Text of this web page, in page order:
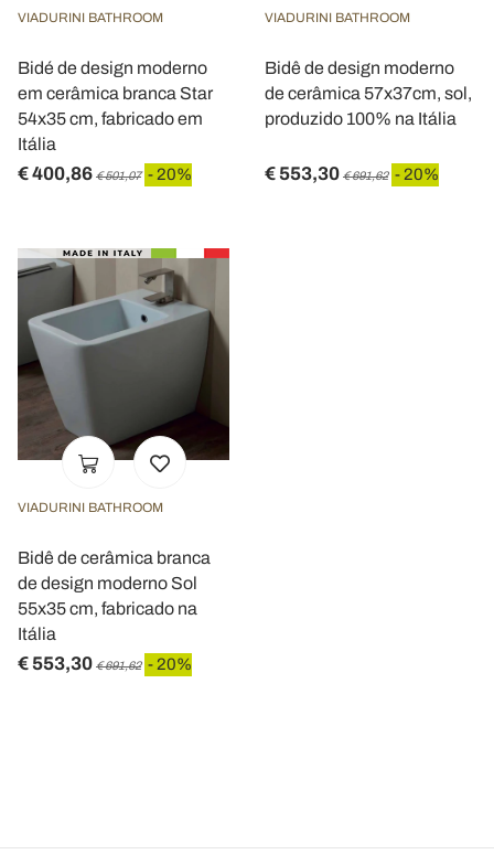
VIADURINI BATHROOM
Bidé de design moderno
em cerâmica branca Star
54x35 cm, fabricado em
Itália
€ 400,86 € 501,07 - 20%
VIADURINI BATHROOM
Bidê de design moderno
de cerâmica 57x37cm, sol,
produzido 100% na Itália
€ 553,30 € 691,62 - 20%
VIADURINI BATHROOM
Bidê de cerâmica branca
de design moderno Sol
55x35 cm, fabricado na
Itália
€ 553,30 € 691,62 - 20%